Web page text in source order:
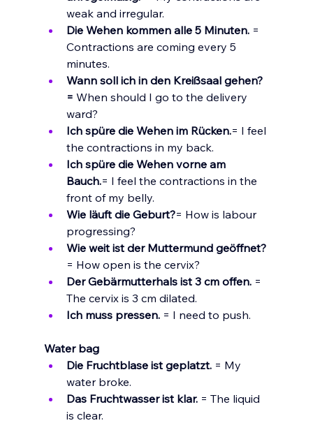
weak and irregular.
Die Wehen kommen alle 5 Minuten. =
Contractions are coming every 5
minutes.
Wann soll ich in den Kreißsaal gehen?
= When should I go to the delivery
ward?
Ich spüre die Wehen im Rücken.= I feel
the contractions in my back.
Ich spüre die Wehen vorne am
Bauch.= I feel the contractions in the
front of my belly.
Wie läuft die Geburt?= How is labour
progressing?
Wie weit ist der Muttermund geöffnet?
= How open is the cervix?
Der Gebärmutterhals ist 3 cm offen. =
The cervix is 3 cm dilated.
Ich muss pressen. = I need to push.
Water bag
Die Fruchtblase ist geplatzt. = My
water broke.
Das Fruchtwasser ist klar. = The liquid
is clear.